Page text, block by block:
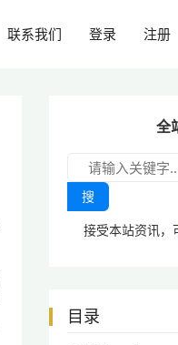
联系我们 登录 注册
全
搜
接受本站资讯，
目录